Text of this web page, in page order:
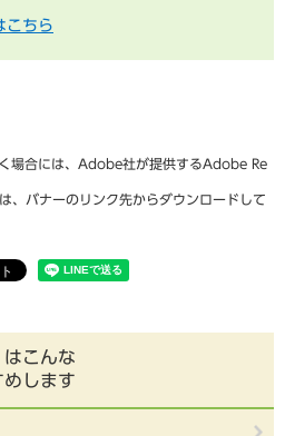
こちら
場合には、Adobe社が提供するAdobe Re
、バナーのリンク先からダウンロードして
こんな
します